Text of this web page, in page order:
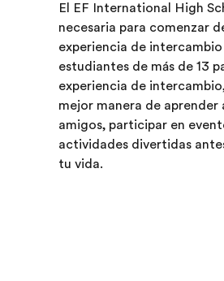
El EF International High
necesaria para comenzar
experiencia de
estudiantes de más de 13
experiencia de
mejor manera de
amigos, participar en
actividades divertidas
tu vida.